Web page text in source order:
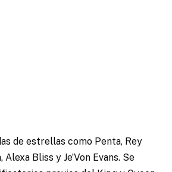
de estrellas como Penta, Rey
Bliss y Je’Von Evans. Se